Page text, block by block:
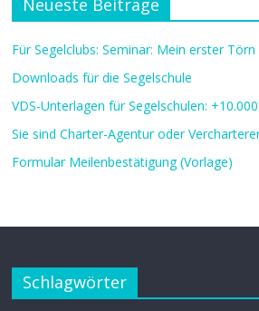
Für Segelclubs: Seminar: Mein erster Törn
Downloads für die Segelschule
VDS-Unterlagen für Segelschulen:
Sie sind Charter-Agentur oder
Formular Meilenbestätigung (Vorlage)
Schlagwörter